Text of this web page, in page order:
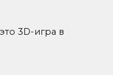
3D-игра в